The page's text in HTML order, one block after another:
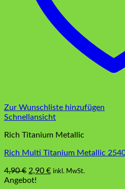
Zur Wunschliste hinzufügen
Schnellansicht
Rich Titanium Metallic
Rich Multi Titanium Metallic
4,90€ Ursprünglicher
Preis
2,90 €Aktueller
inkl. MwSt.
Angebot!